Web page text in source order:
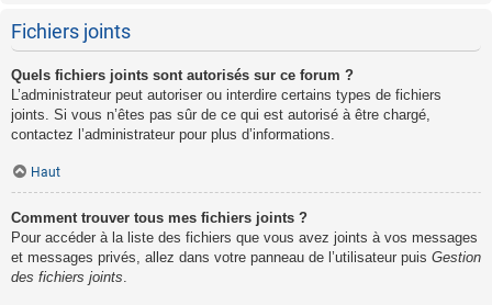
Fichiers joints
Quels fichiers joints sont autorisés sur ce forum ?
L’administrateur peut autoriser ou interdire certains types de fichiers
joints. Si vous n’êtes pas sûr de ce qui est autorisé à être chargé,
contactez l’administrateur pour plus d’informations.
Haut
Comment trouver tous mes fichiers joints ?
Pour accéder à la liste des fichiers que vous avez joints à vos messages
et messages privés, allez dans votre panneau de l’utilisateur puis Gestion
des fichiers joints